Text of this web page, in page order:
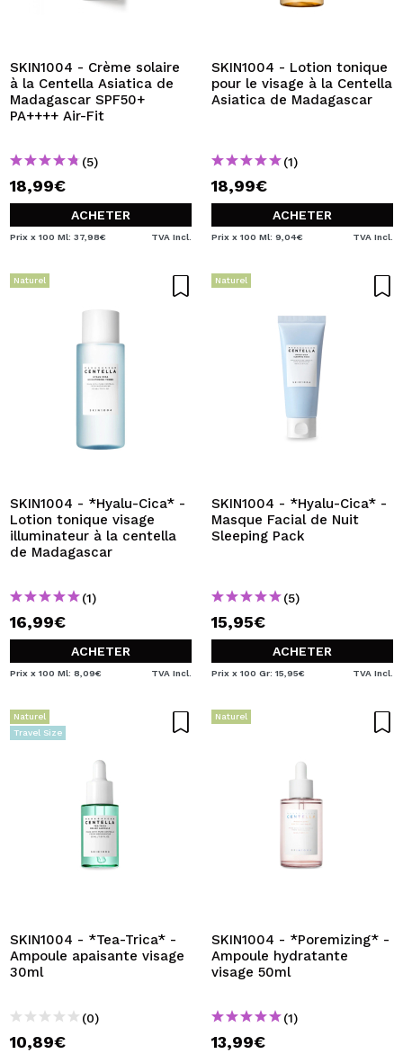
SKIN1004 - Crème solaire
à la Centella Asiatica de
Madagascar SPF50+
PA++++ Air-Fit
(5)
18,99€
ACHETER
Prix x 100 Ml: 37,98€ TVA Incl.
SKIN1004 - Lotion tonique
pour le visage à la Centella
Asiatica de Madagascar
(1)
18,99€
ACHETER
Prix x 100 Ml: 9,04€ TVA Incl.
Naturel
SKIN1004 - *Hyalu-Cica* -
Lotion tonique visage
illuminateur à la centella
de Madagascar
(1)
16,99€
ACHETER
Prix x 100 Ml: 8,09€ TVA Incl.
Naturel
SKIN1004 - *Hyalu-Cica* -
Masque Facial de Nuit
Sleeping Pack
(5)
15,95€
ACHETER
Prix x 100 Gr: 15,95€ TVA Incl.
Naturel
Travel Size
SKIN1004 - *Tea-Trica* -
Ampoule apaisante visage
30ml
(0)
10,89€
Naturel
SKIN1004 - *Poremizing* -
Ampoule hydratante
visage 50ml
(1)
13,99€